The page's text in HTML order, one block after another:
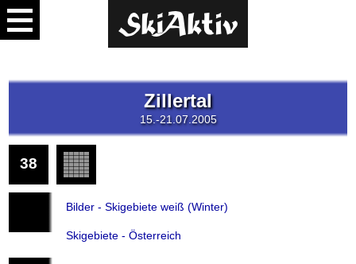
Zillertal
15.-21.07.2005
38 Bilder
Bilder
Bilder - Skigebiete weiß (Winter)
Skigebiete - Österreich